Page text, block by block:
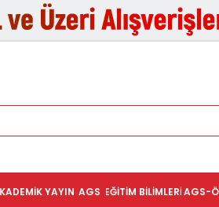
AGS-
EĞITIM BILIMLERI
AGS
YAYIN